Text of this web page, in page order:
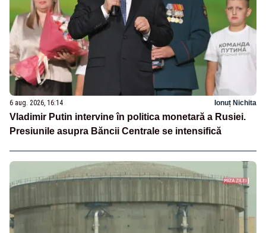
6 aug. 2026, 16:14 Ionuț Nichita
Vladimir Putin intervine în politica monetară a Rusiei.
Presiunile asupra Băncii Centrale se intensifică